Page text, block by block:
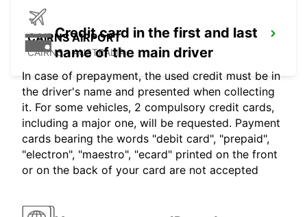
CAIRNS AIRPORT
CAIRNS - AUSTRALIA
Credit card in the first and last
name of the main driver
In case of prepayment, the used credit must be in
the driver's name and presented when collecting
it. For some vehicles, 2 compulsory credit cards,
including a major one, will be requested. Payment
cards bearing the words "debit card", "prepaid",
"electron", "maestro", "ecard" printed on the front
or on the back of your card are not accepted